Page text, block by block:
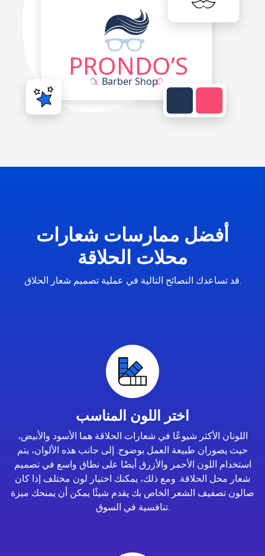
أفضل ممارسات شعارات
محلات الحلاقة
قد تساعدك النصائح التالية في عملية تصميم شعار الحلاق.
اختر اللون المناسب
اللونان الأكثر شيوعًا في شعارات الحلاقة هما الأسود والأبيض،
حيث يصوران طبيعة العمل بوضوح. إلى جانب هذه الألوان، يتم
استخدام اللون الأحمر والأزرق أيضًا على نطاق واسع في تصميم
شعار محل الحلاقة. ومع ذلك، يمكنك اختيار لون مختلف إذا كان
صالون تصفيف الشعر الخاص بك يقدم شيئًا يمكن أن يمنحك ميزة
تنافسية في السوق.